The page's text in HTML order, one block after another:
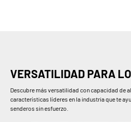
VERSATILIDAD PARA
Descubre más versatilidad con capacidad de
características líderes en la industria que te
senderos sin esfuerzo.